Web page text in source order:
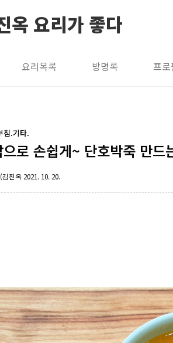
옥 요리가 좋다
요리목록 방명록 프로
침.기타.
으로 손쉽게~ 단호박죽 만드
김진옥 2021. 10. 20.